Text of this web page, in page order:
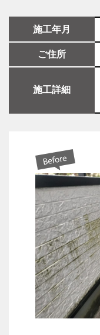
施工年月
ご住所
施工詳細